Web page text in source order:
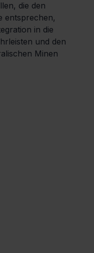
die den
entsprechen,
in die
und den
Minen